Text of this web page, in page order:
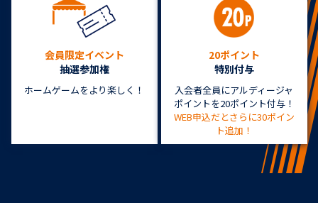
会員限定イベント
抽選参加権
ホームゲームをより楽しく！
20ポイント
特別付与
入会者全員にアルディージャ
ポイントを20ポイント付与！
WEB申込だとさらに30ポイン
ト追加！